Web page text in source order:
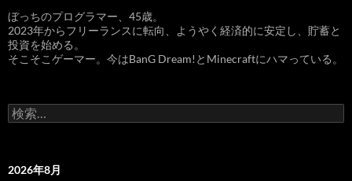
ぼっちのプログラマー、45歳。
2023年からフリーランスに転向、ようやく経済的に安定し、貯蓄と
投資を始める。
そこそこゲーマー。今はBanG Dream!とMinecraftにハマっている。
検
索:
2026年8月